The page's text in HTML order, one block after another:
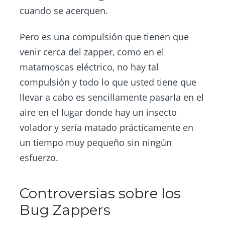
cuando se acerquen.
Pero es una compulsión que tienen que
venir cerca del zapper, como en el
matamoscas eléctrico, no hay tal
compulsión y todo lo que usted tiene que
llevar a cabo es sencillamente pasarla en el
aire en el lugar donde hay un insecto
volador y sería matado prácticamente en
un tiempo muy pequeño sin ningún
esfuerzo.
Controversias sobre los
Bug Zappers